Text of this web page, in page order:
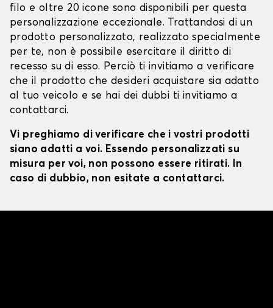
filo e oltre 20 icone sono disponibili per questa
personalizzazione eccezionale. Trattandosi di un
prodotto personalizzato, realizzato specialmente
per te, non è possibile esercitare il diritto di
recesso su di esso. Perciò ti invitiamo a verificare
che il prodotto che desideri acquistare sia adatto
al tuo veicolo e se hai dei dubbi ti invitiamo a
contattarci.
Vi preghiamo di verificare che i vostri prodotti
siano adatti a voi. Essendo personalizzati su
misura per voi, non possono essere ritirati. In
caso di dubbio, non esitate a contattarci.